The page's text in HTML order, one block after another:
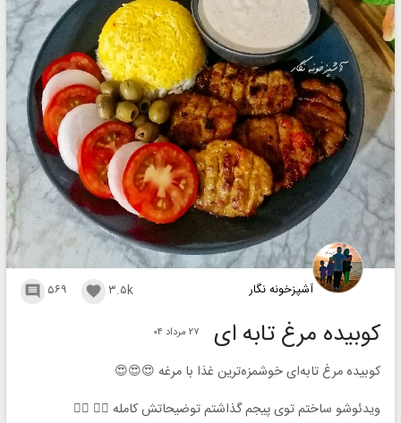
آشپزخونه نگار ۵۶۹  ۳.۵k 
کوبیده مرغ تابه ای ۲۷ مرداد ۰۴
کوبیده مرغ تابه‌ای خوشمزه‌ترین غذا با مرغه 😍😍😍
ویدئوشو ساختم توی پیجم گذاشتم توضیحاتش کامله 👇🏼 👇🏼